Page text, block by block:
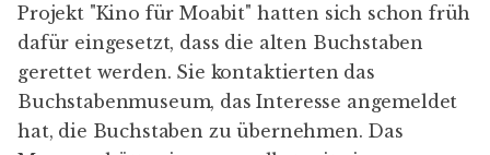
Projekt "Kino für Moabit" hatten sich schon früh
dafür eingesetzt, dass die alten Buchstaben
gerettet werden. Sie kontaktierten das
Buchstabenmuseum, das Interesse angemeldet
hat, die Buchstaben zu übernehmen. Das